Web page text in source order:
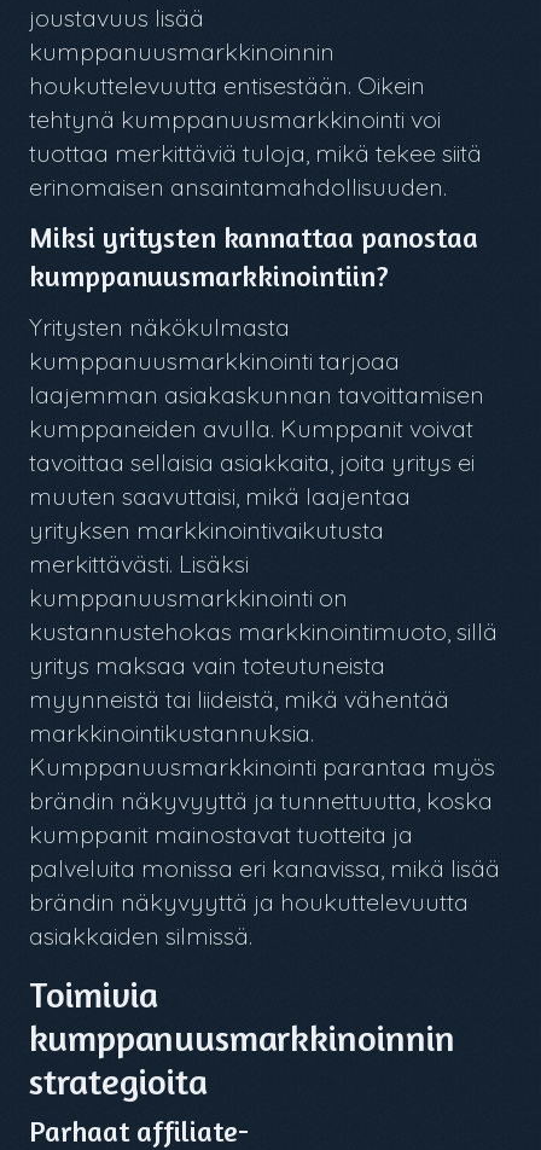
joustavuus lisää
kumppanuusmarkkinoinnin
houkuttelevuutta entisestään. Oikein
tehtynä kumppanuusmarkkinointi voi
tuottaa merkittäviä tuloja, mikä tekee siitä
erinomaisen ansaintamahdollisuuden.
Miksi yritysten kannattaa panostaa
kumppanuusmarkkinointiin?
Yritysten näkökulmasta
kumppanuusmarkkinointi tarjoaa
laajemman asiakaskunnan tavoittamisen
kumppaneiden avulla. Kumppanit voivat
tavoittaa sellaisia asiakkaita, joita yritys ei
muuten saavuttaisi, mikä laajentaa
yrityksen markkinointivaikutusta
merkittävästi. Lisäksi
kumppanuusmarkkinointi on
kustannustehokas markkinointimuoto, sillä
yritys maksaa vain toteutuneista
myynneistä tai liideistä, mikä vähentää
markkinointikustannuksia.
Kumppanuusmarkkinointi parantaa myös
brändin näkyvyyttä ja tunnettuutta, koska
kumppanit mainostavat tuotteita ja
palveluita monissa eri kanavissa, mikä lisää
brändin näkyvyyttä ja houkuttelevuutta
asiakkaiden silmissä.
Toimivia
kumppanuusmarkkinoinnin
strategioita
Parhaat affiliate-